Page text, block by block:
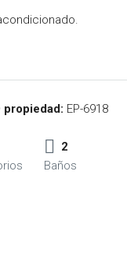
propiedad: EP-6918
2
Baños